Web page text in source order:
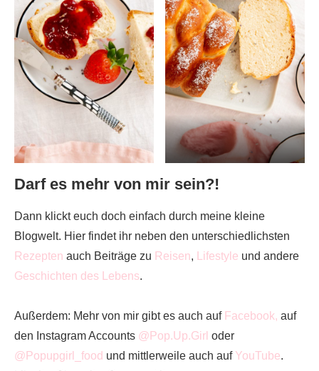
Darf es mehr von mir sein?!
Dann klickt euch doch einfach durch meine kleine
Blogwelt. Hier findet ihr neben den unterschiedlichsten
Rezepten auch Beiträge zu Reisen, Lifestyle und andere
Geschichten des Lebens.
Außerdem: Mehr von mir gibt es auch auf Facebook, auf
den Instagram Accounts @Pop.Up.Girl oder
@Popupgirl_food und mittlerweile auch auf YouTube.